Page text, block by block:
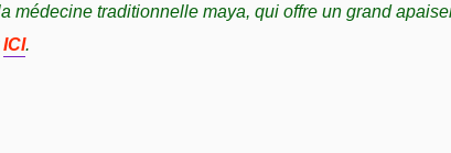
médecine traditionnelle maya, qui offre un grand
ICI.